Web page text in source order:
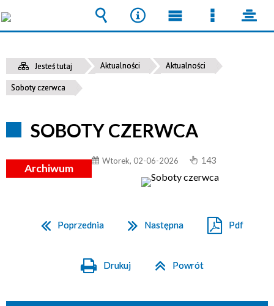
Jesteś tutaj Aktualności Aktualności
Soboty czerwca
SOBOTY CZERWCA
Archiwum
Wtorek, 02-06-2026 143
Poprzednia Następna Pdf
Drukuj Powrót
Wyszukiwarka
Narzędzia
MenuMenu